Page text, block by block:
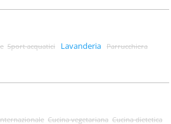
Sport acquatici Lavanderia Parrucchiera
Cucina vegetariana Cucina dietetica